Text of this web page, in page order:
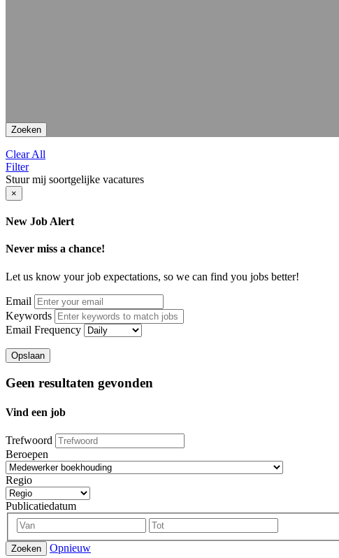
Zoeken
Clear All
Filter
Stuur mij soortgelijke vacatures
×
New Job Alert
Never miss a chance!
Let us know your job expectations, so we can find you jobs better!
Email
Keywords
Email Frequency
Opslaan
Geen resultaten gevonden
Vind een job
Trefwoord
Beroepen
Regio
Publicatiedatum
Zoeken Opnieuw